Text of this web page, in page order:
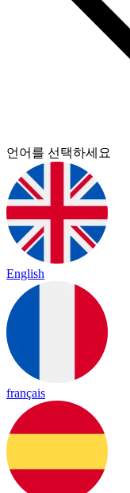
언어를 선택하세요
English
français